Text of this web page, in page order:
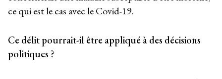
ce qui est le cas avec le Covid-19.
Ce délit pourrait-il être appliqué à des décisions
politiques ?